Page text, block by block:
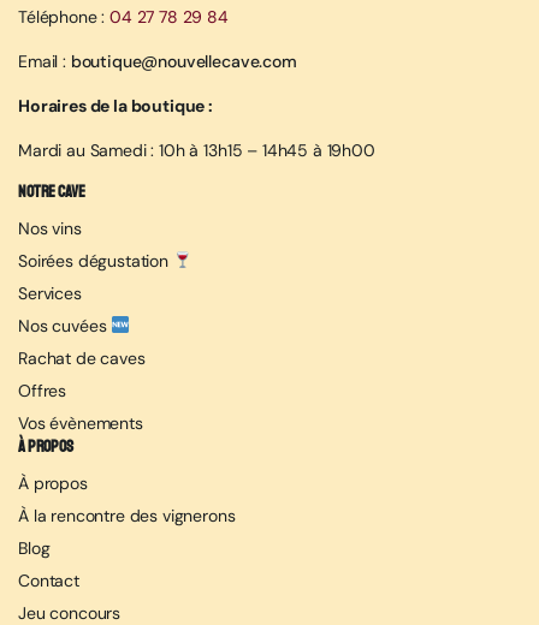
Téléphone :04 27 78 29 84
Email : boutique@nouvellecave.com
Horaires de la boutique :
Mardi au Samedi : 10h à 13h15 – 14h45 à 19h00
Notre cave
Nos vins
Soirées dégustation
Services
Nos cuvées
Rachat de caves
Offres
Vos évènements
À propos
À propos
À la rencontre des vignerons
Blog
Contact
Jeu concours